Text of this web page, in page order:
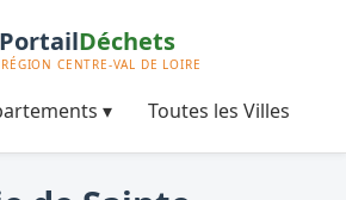
▾ Toutes les Villes